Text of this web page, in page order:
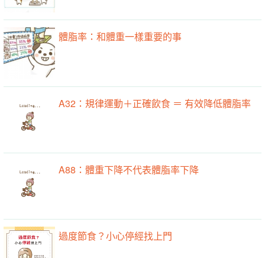
體脂率：和體重一樣重要的事
A32：規律運動＋正確飲食 ＝ 有效降低體脂率
A88：體重下降不代表體脂率下降
過度節食？小心停經找上門